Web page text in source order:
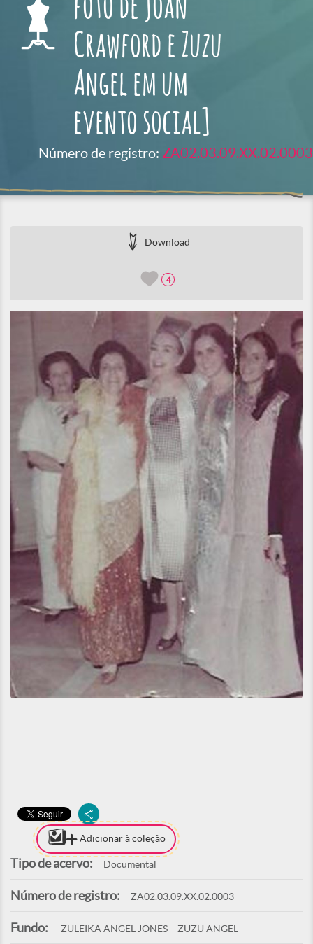
foto de Joan
Crawford e Zuzu
Angel em um
evento social]
Número de registro: ZA02.03.09.XX.02.0003
Download
4
Adicionar à coleção
Tipo de acervo: Documental
Número de registro: ZA02.03.09.XX.02.0003
Fundo: ZULEIKA ANGEL JONES – ZUZU ANGEL